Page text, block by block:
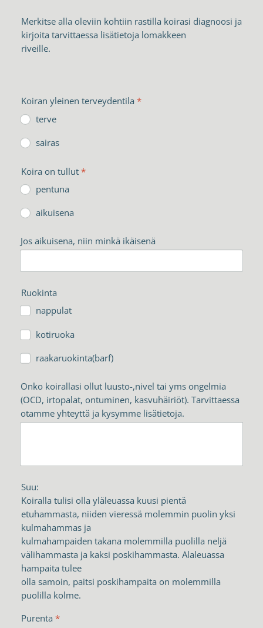
Merkitse alla oleviin kohtiin rastilla koirasi diagnoosi ja
kirjoita tarvittaessa lisätietoja lomakkeen
riveille.
Koiran yleinen terveydentila *
terve
sairas
Koira on tullut*
pentuna
aikuisena
Jos aikuisena, niin minkä ikäisenä
Ruokinta
nappulat
kotiruoka
raakaruokinta(barf)
Onko koirallasi ollut luusto-,nivel tai yms ongelmia
(OCD, irtopalat, ontuminen, kasvuhäiriöt). Tarvittaessa
otamme yhteyttä ja kysymme lisätietoja.
Suu:
Koiralla tulisi olla yläleuassa kuusi pientä
etuhammasta, niiden vieressä molemmin puolin yksi
kulmahammas ja
kulmahampaiden takana molemmilla puolilla neljä
välihammasta ja kaksi poskihammasta. Alaleuassa
hampaita tulee
olla samoin, paitsi poskihampaita on molemmilla
puolilla kolme.
Purenta *